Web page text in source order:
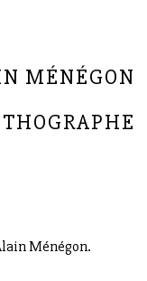
MÉNÉGON
Ménégon.